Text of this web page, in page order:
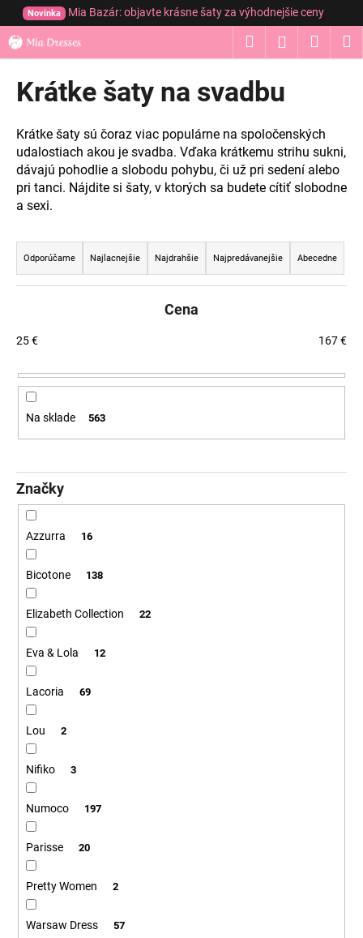
Prejsť
obsah
Novinka Mia Bazár: objavte krásne šaty za výhodnejšie ceny
Hľadať
Krátke šaty na svadbu
Krátke šaty sú čoraz viac populárne na spoločenských
udalostiach akou je svadba. Vďaka krátkemu strihu sukni,
dávajú pohodlie a slobodu pohybu, či už pri sedení alebo
pri tanci. Nájdite si šaty, v ktorých sa budete cítiť slobodne
a sexi.
R
a
d
i
p
u
k
o
Odporúčame Najlacnejšie Najdrahšie Najpredávanejšie Abecedne
Cena
25€ 167€
Na sklade 563
Značky
Azzurra 16
Bicotone 138
Elizabeth Collection 22
Eva & Lola 12
Lacoria 69
Lou 2
Nifiko 3
Numoco 197
Parisse 20
Pretty Women 2
Warsaw Dress 57
o
Späť
Späť
Č
p
o
t
r
e
b
u
j
e
á
?
O
m